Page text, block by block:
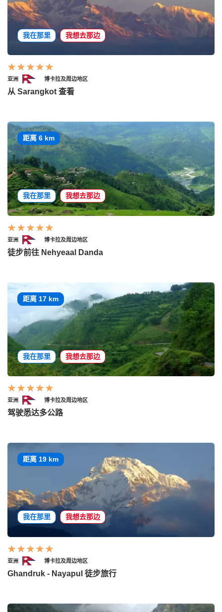
我在那里 我想去那边
亚洲 博卡拉及周边地区
从 Sarangkot 查看
距离 6 km
我在那里 我想去那边
亚洲 博卡拉及周边地区
徒步前往 Nehyeaal Danda
距离 17 km
我在那里 我想去那边
亚洲 博卡拉及周边地区
驾驶悉达多公路
距离 19 km
我在那里 我想去那边
亚洲 博卡拉及周边地区
Ghandruk - Nayapul 徒步旅行